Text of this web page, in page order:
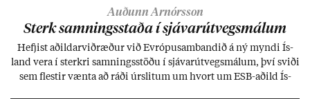
Auðunn Arnórsson
Sterk samn­ings­staða í sjáv­ar­út­vegs­mál­um
Hefj­ist að­ild­ar­við­ræð­ur við Evr­ópu­sam­band­ið á ný myndi Ís­
land vera í sterkri samn­ings­stöðu í sjáv­ar­út­vegs­mál­um, því sviði
sem flest­ir vænta að ráði úr­slit­um um hvort um ESB-að­ild Ís­